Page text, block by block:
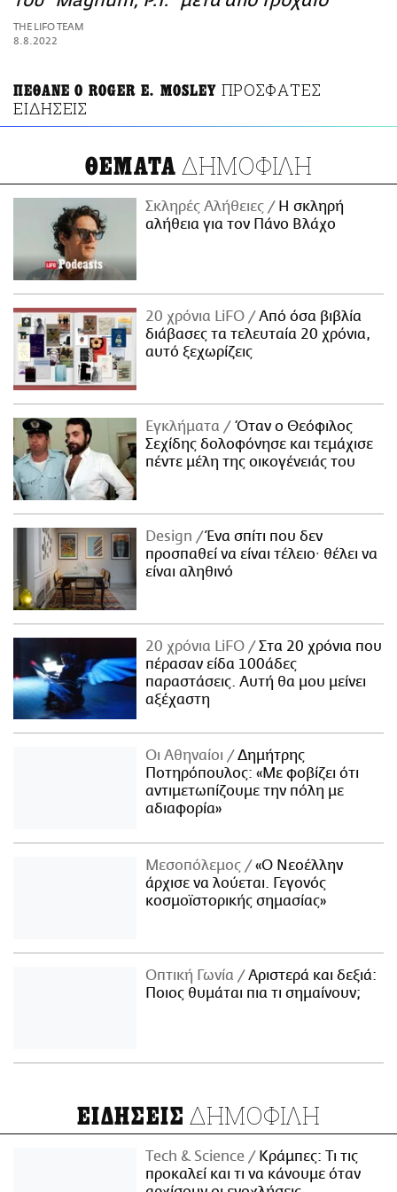
ΑΜΠΑ
PRINT
THE LIFO TEAM
8.8.2022
ΠΕΘΑΝΕ Ο ROGER E. MOSLEY ΠΡΟΣΦΑΤΕΣ
ΕΙΔΗΣΕΙΣ
ΘΕΜΑΤΑ ΔΗΜΟΦΙΛΗ
Σκληρές Αλήθειες
H σκληρή
αλήθεια για τον Πάνο Βλάχο
20 χρόνια LiFO
Από όσα βιβλία
διάβασες τα τελευταία 20 χρόνια,
αυτό ξεχωρίζεις
Εγκλήματα
Όταν ο Θεόφιλος
Σεχίδης δολοφόνησε και τεμάχισε
πέντε μέλη της οικογένειάς του
Design
Ένα σπίτι που δεν
προσπαθεί να είναι τέλειο· θέλει να
είναι αληθινό
20 χρόνια LiFO
Στα 20 χρόνια που
πέρασαν είδα 100άδες
παραστάσεις. Αυτή θα μου μείνει
αξέχαστη
Οι Αθηναίοι
Δημήτρης
Ποτηρόπουλος: «Με φοβίζει ότι
αντιμετωπίζουμε την πόλη με
αδιαφορία»
Μεσοπόλεμος
«Ο Νεοέλλην
άρχισε να λούεται. Γεγονός
κοσμοϊστορικής σημασίας»
Οπτική Γωνία
Αριστερά και δεξιά:
Ποιος θυμάται πια τι σημαίνουν;
ΕΙΔΗΣΕΙΣ ΔΗΜΟΦΙΛΗ
Τech & Science
Κράμπες: Τι τις
προκαλεί και τι να κάνουμε όταν